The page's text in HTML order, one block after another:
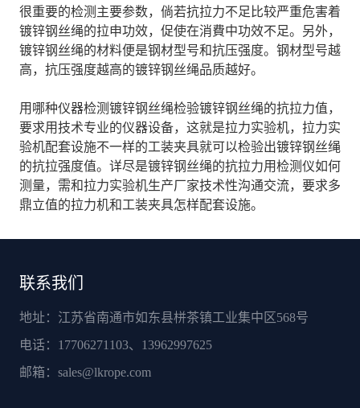
很重要的检测主要参数，倘若抗拉力不足比较严重危害着
镀锌钢丝绳的拉申功效，促使在消費中功效不足。另外，
镀锌钢丝绳的材料便是钢材型号和抗压强度。钢材型号越
高，抗压强度越高的镀锌钢丝绳品质越好。
用哪种仪器检测镀锌钢丝绳检验镀锌钢丝绳的抗拉力值，
要求用技术专业的仪器设备，这就是拉力实验机，拉力实
验机配套设施不一样的工装夹具就可以检验出镀锌钢丝绳
的抗拉强度值。详尽是镀锌钢丝绳的抗拉力用检测仪如何
测量，需和拉力实验机生产厂家技术性沟通交流，要求多
鼎立值的拉力机和工装夹具怎样配套设施。
联系我们
地址：江苏省南通市如东县栟茶镇工业集中区568号
电话：17706271103、13962997625
邮箱： sales@lkrope.com